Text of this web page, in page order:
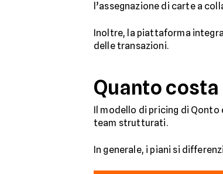
l’assegnazione di carte a
Inoltre, la piattaforma
delle transazioni.
Quanto
Il modello di pricing di
team strutturati.
In generale, i piani si